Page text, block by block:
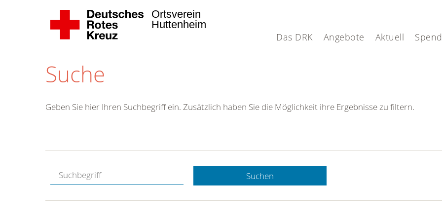
Das DRK Angebote Aktuell
Ortsverein
Huttenheim
Suche
Hotline.
gerne.
Geben Sie hier Ihren Suchbegriff ein. Zusätzlich haben Sie die Möglichkeit ihre Ergebnisse zu filtern.
Suchen